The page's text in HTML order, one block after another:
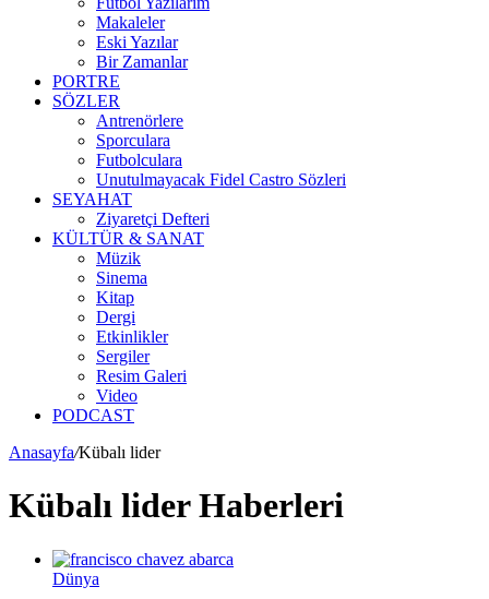
Makaleler
Eski Yazılar
Bir Zamanlar
PORTRE
SÖZLER
Antrenörlere
Sporculara
Futbolculara
Unutulmayacak Fidel Castro Sözleri
SEYAHAT
Ziyaretçi Defteri
KÜLTÜR & SANAT
Müzik
Sinema
Kitap
Dergi
Etkinlikler
Sergiler
Resim Galeri
Video
PODCAST
Anasayfa/Kübalı lider
Kübalı lider Haberleri
Dünya